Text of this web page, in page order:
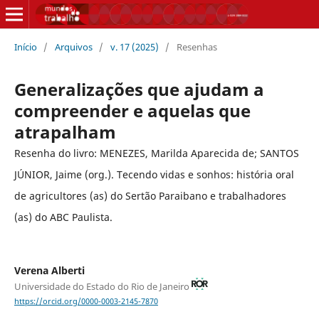
Início / Arquivos / v. 17 (2025) / Resenhas
Generalizações que ajudam a
compreender e aquelas que
atrapalham
Resenha do livro: MENEZES, Marilda Aparecida de; SANTOS
JÚNIOR, Jaime (org.). Tecendo vidas e sonhos: história oral
de agricultores (as) do Sertão Paraibano e trabalhadores
(as) do ABC Paulista.
Verena Alberti
Universidade do Estado do Rio de Janeiro
https://orcid.org/0000-0003-2145-7870